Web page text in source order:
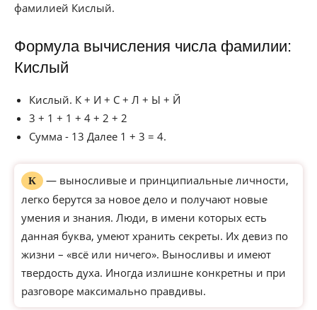
фамилией Кислый.
Формула вычисления числа фамилии:
Кислый
Кислый. К + И + С + Л + Ы + Й
3 + 1 + 1 + 4 + 2 + 2
Сумма - 13 Далее 1 + 3 = 4.
К
— выносливые и принципиальные личности,
легко берутся за новое дело и получают новые
умения и знания. Люди, в имени которых есть
данная буква, умеют хранить секреты. Их девиз по
жизни – «всё или ничего». Выносливы и имеют
твердость духа. Иногда излишне конкретны и при
разговоре максимально правдивы.